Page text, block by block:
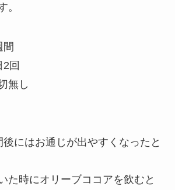
。
回
無し
にはお通じが出やすくなったと
た時にオリーブココアを飲むと